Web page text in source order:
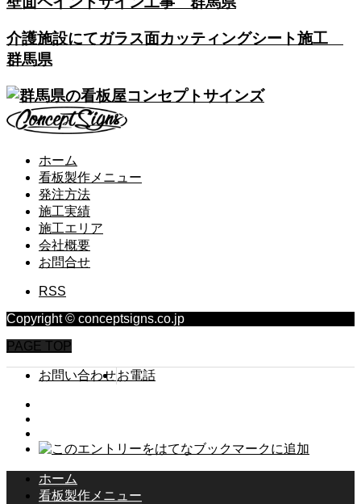
介護施設にてガラス面カッティングシート施工
群馬県
ホーム
看板製作メニュー
発注方法
施工実績
施工エリア
会社概要
お問合せ
RSS
Copyright © conceptsigns.co.jp
PAGE TOP
お問い合わせお電話
ホーム
看板製作メニュー